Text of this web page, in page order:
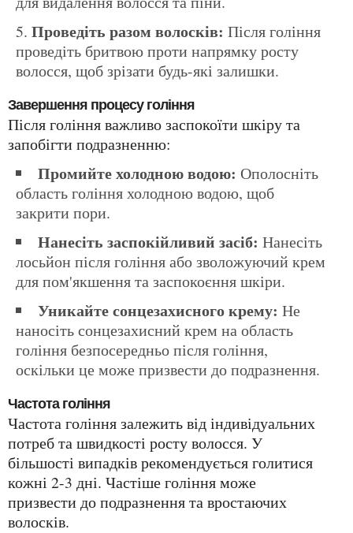
Проведіть разом волосків: Після гоління
проведіть бритвою проти напрямку росту
волосся, щоб зрізати будь-які залишки.
Завершення процесу гоління
Після гоління важливо заспокоїти шкіру та
запобігти подразненню:
Промийте холодною водою: Ополосніть
область гоління холодною водою, щоб
закрити пори.
Нанесіть заспокійливий засіб: Нанесіть
лосьйон після гоління або зволожуючий крем
для пом'якшення та заспокоєння шкіри.
Уникайте сонцезахисного крему: Не
наносіть сонцезахисний крем на область
гоління безпосередньо після гоління,
оскільки це може призвести до подразнення.
Частота гоління
Частота гоління залежить від індивідуальних
потреб та швидкості росту волосся. У
більшості випадків рекомендується голитися
кожні 2-3 дні. Частіше гоління може
призвести до подразнення та вростаючих
волосків.